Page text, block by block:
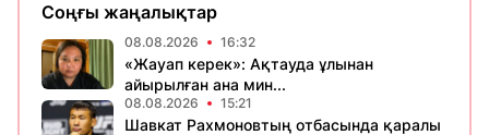
Соңғы жаңалықтар
08.08.2026 16:32
«Жауап керек»: Ақтауда ұлынан
айырылған ана мин...
08.08.2026 15:21
Шавкат Рахмоновтың отбасында қаралы